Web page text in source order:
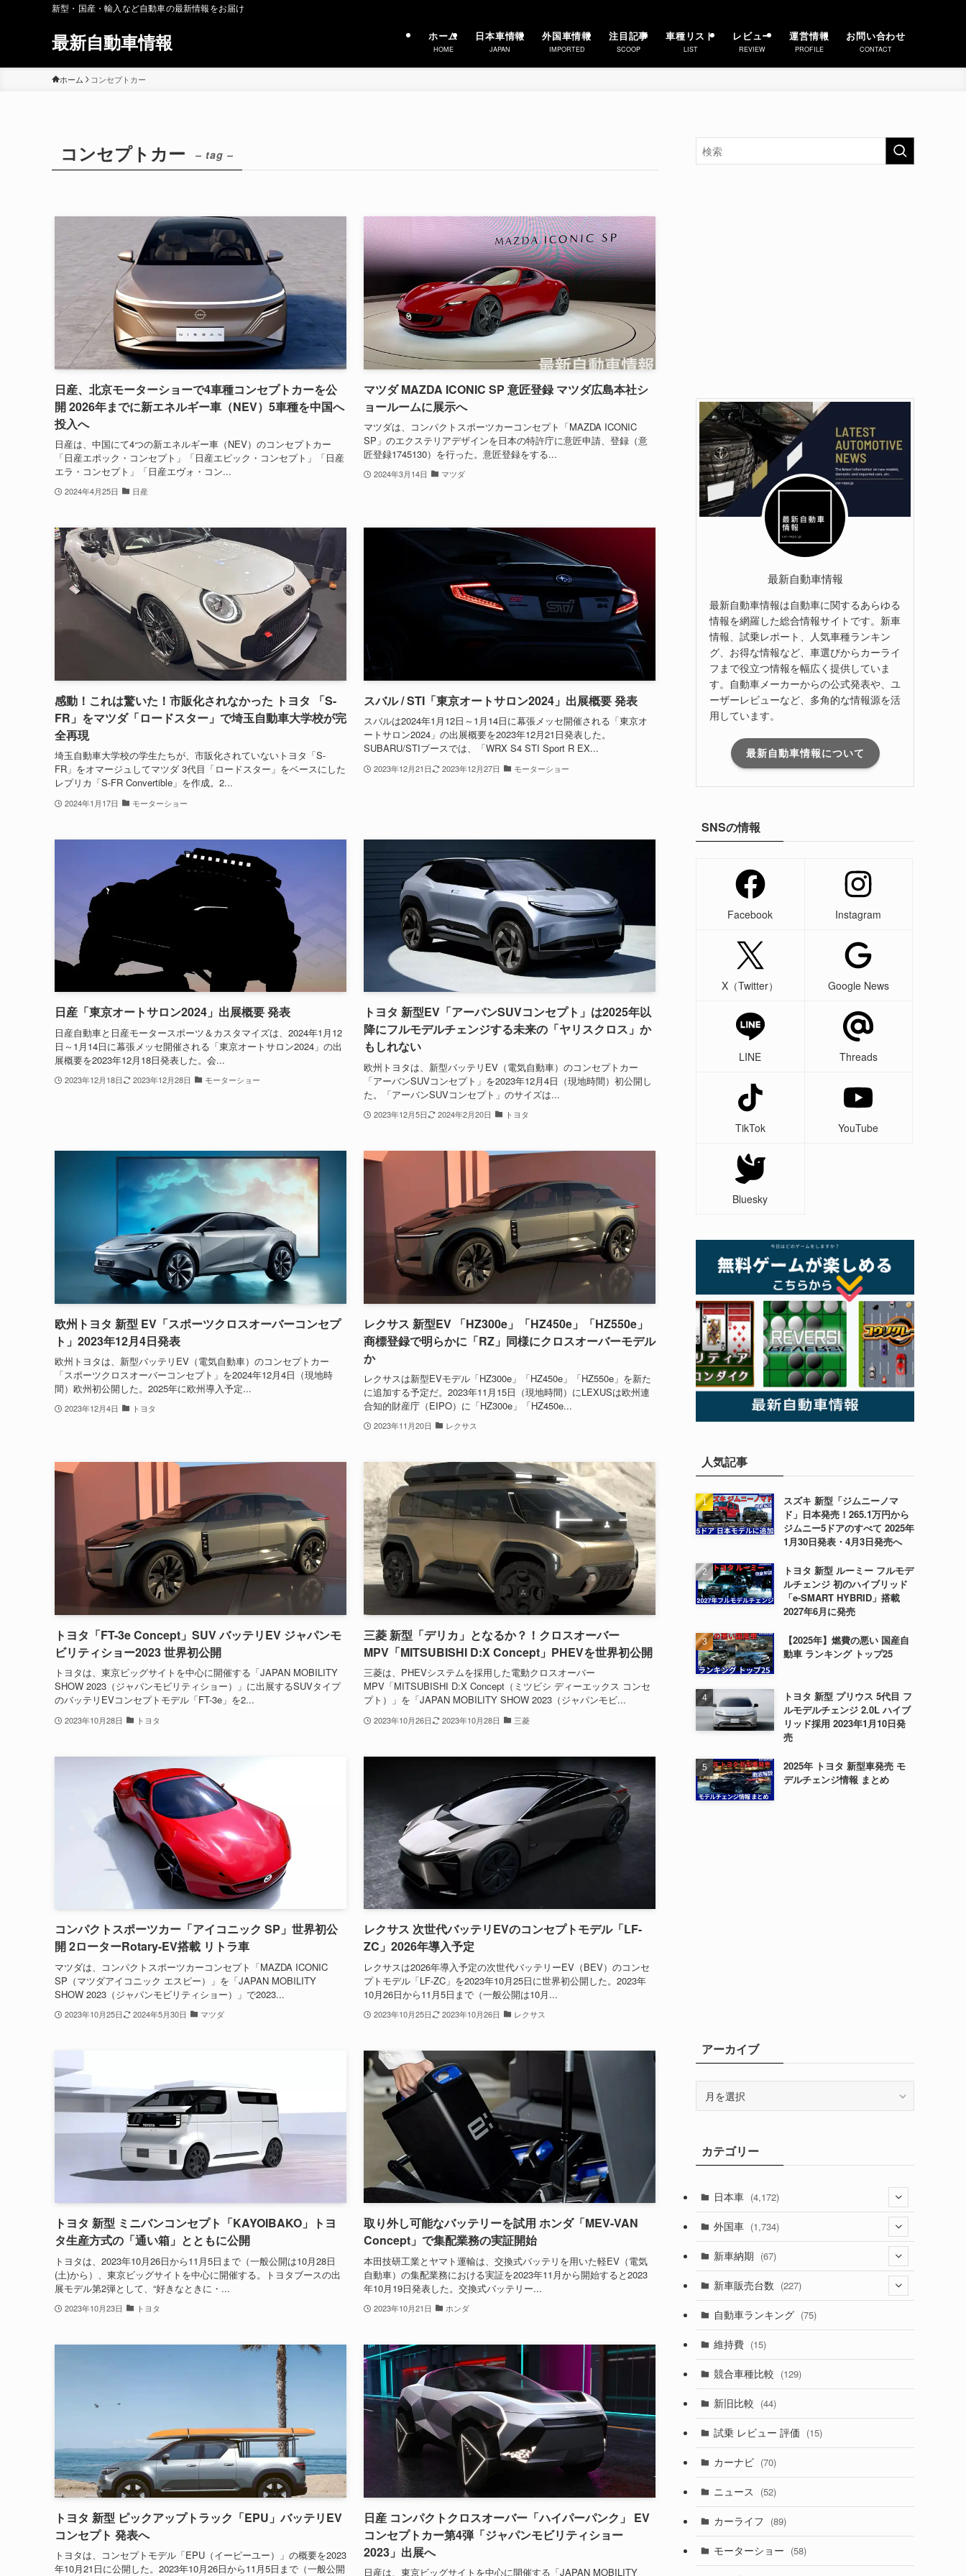
新型・国産・輸入など自動車の最新情報をお届け
最新自動車情報 ホーム
HOME
日本車情報
JAPAN
外国車情報
IMPORTED
注目記事
SCOOP
車種リスト
LIST
レビュー
REVIEW
運営情報
PROFILE
お問い合わせ
CONTACT
ホーム コンセプトカー
コンセプトカー – tag –
日産、北京モーターショーで4車種コンセプトカーを公
開 2026年までに新エネルギー車（NEV）5車種を中国へ
投入へ
日産は、中国にて4つの新エネルギー車（NEV）のコンセプトカー
「日産エポック・コンセプト」「日産エピック・コンセプト」「日産
エラ・コンセプト」「日産エヴォ・コン...
2024年4月25日 日産
マツダ MAZDA ICONIC SP 意匠登録 マツダ広島本社シ
ョールームに展示へ
マツダは、コンパクトスポーツカーコンセプト「MAZDA ICONIC
SP」のエクステリアデザインを日本の特許庁に意匠申請、登録（意
匠登録1745130）を行った。意匠登録をする...
2024年3月14日 マツダ
感動！これは驚いた！市販化されなかった トヨタ 「S-
FR」をマツダ「ロードスター」で埼玉自動車大学校が完
全再現
埼玉自動車大学校の学生たちが、市販化されていないトヨタ「S-
FR」をオマージュしてマツダ 3代目「ロードスター」をベースにした
レプリカ「S-FR Convertible」を作成。2...
2024年1月17日 モーターショー
スバル / STI「東京オートサロン2024」出展概要 発表
スバルは2024年1月12日～1月14日に幕張メッセ開催される「東京オ
ートサロン2024」の出展概要を2023年12月21日発表した。
SUBARU/STIブースでは、「WRX S4 STI Sport R EX...
2023年12月21日 2023年12月27日 モーターショー
日産「東京オートサロン2024」出展概要 発表
日産自動車と日産モータースポーツ＆カスタマイズは、2024年1月12
日～1月14日に幕張メッセ開催される「東京オートサロン2024」の出
展概要を2023年12月18日発表した。会...
2023年12月18日 2023年12月28日 モーターショー
トヨタ 新型EV「アーバンSUVコンセプト」は2025年以
降にフルモデルチェンジする未来の「ヤリスクロス」か
もしれない
欧州トヨタは、新型バッテリEV（電気自動車）のコンセプトカー
「アーバンSUVコンセプト」を2023年12月4日（現地時間）初公開し
た。「アーバンSUVコンセプト」のサイズは...
2023年12月5日 2024年2月20日 トヨタ
欧州トヨタ 新型 EV「スポーツクロスオーバーコンセプ
ト」2023年12月4日発表
欧州トヨタは、新型バッテリEV（電気自動車）のコンセプトカー
「スポーツクロスオーバーコンセプト」を2024年12月4日（現地時
間）欧州初公開した。2025年に欧州導入予定...
2023年12月4日 トヨタ
レクサス 新型EV 「HZ300e」「HZ450e」「HZ550e」
商標登録で明らかに「RZ」同様にクロスオーバーモデル
か
レクサスは新型EVモデル「HZ300e」「HZ450e」「HZ550e」を新た
に追加する予定だ。2023年11月15日（現地時間）にLEXUSは欧州連
合知的財産庁（EIPO）に「HZ300e」「HZ450e...
2023年11月20日 レクサス
トヨタ「FT-3e Concept」SUV バッテリEV ジャパンモ
ビリティショー2023 世界初公開
トヨタは、東京ビッグサイトを中心に開催する「JAPAN MOBILITY
SHOW 2023（ジャパンモビリティショー）」に出展するSUVタイプ
のバッテリEVコンセプトモデル「FT-3e」を2...
2023年10月28日 トヨタ
三菱 新型「デリカ」となるか？！クロスオーバー
MPV「MITSUBISHI D:X Concept」PHEVを世界初公開
三菱は、PHEVシステムを採用した電動クロスオーバー
MPV「MITSUBISHI D:X Concept（ミツビシ ディーエックス コンセ
プト）」を「JAPAN MOBILITY SHOW 2023（ジャパンモビ...
2023年10月26日 2023年10月28日 三菱
コンパクトスポーツカー「アイコニック SP」世界初公
開 2ローターRotary-EV搭載 リトラ車
マツダは、コンパクトスポーツカーコンセプト「MAZDA ICONIC
SP（マツダアイコニック エスピー）」を「JAPAN MOBILITY
SHOW 2023（ジャパンモビリティショー）」で2023...
2023年10月25日 2024年5月30日 マツダ
レクサス 次世代バッテリEVのコンセプトモデル「LF-
ZC」2026年導入予定
レクサスは2026年導入予定の次世代バッテリーEV（BEV）のコンセ
プトモデル「LF-ZC」を2023年10月25日に世界初公開した。2023年
10月26日から11月5日まで（一般公開は10月...
2023年10月25日 2023年10月26日 レクサス
トヨタ 新型 ミニバンコンセプト「KAYOIBAKO」トヨ
タ生産方式の「通い箱」とともに公開
トヨタは、2023年10月26日から11月5日まで（一般公開は10月28日
(土)から）、東京ビッグサイトを中心に開催する。トヨタブースの出
展モデル第2弾として、“好きなときに・...
2023年10月23日 トヨタ
取り外し可能なバッテリーを試用 ホンダ「MEV-VAN
Concept」で集配業務の実証開始
本田技研工業とヤマト運輸は、交換式バッテリを用いた軽EV（電気
自動車）の集配業務における実証を2023年11月から開始すると2023
年10月19日発表した。交換式バッテリー...
2023年10月21日 ホンダ
トヨタ 新型 ピックアップトラック「EPU」バッテリEV
コンセプト 発表へ
トヨタは、コンセプトモデル「EPU（イーピーユー）」の概要を2023
年10月21日に公開した。2023年10月26日から11月5日まで（一般公開
日産 コンパクトクロスオーバー「ハイパーパンク」 EV
コンセプトカー第4弾「ジャパンモビリティショー
2023」出展へ
日産は、東京ビッグサイトを中心に開催する「JAPAN MOBILITY
最新自動車情報
最新自動車情報は自動車に関するあらゆる
情報を網羅した総合情報サイトです。新車
情報、試乗レポート、人気車種ランキン
グ、お得な情報など、車選びからカーライ
フまで役立つ情報を幅広く提供していま
す。自動車メーカーからの公式発表や、ユ
ーザーレビューなど、多角的な情報源を活
用しています。
最新自動車情報について
SNSの情報
Facebook Instagram
X（Twitter） Google News
LINE Threads
TikTok YouTube
Bluesky
人気記事
スズキ 新型「ジムニーノマ
ド」日本発売！265.1万円から
ジムニー5ドアのすべて 2025年
1月30日発表・4月3日発売へ
トヨタ 新型 ルーミー フルモデ
ルチェンジ 初のハイブリッド
「e-SMART HYBRID」搭載
2027年6月に発売
【2025年】燃費の悪い 国産自
動車 ランキング トップ25
トヨタ 新型 プリウス 5代目 フ
ルモデルチェンジ 2.0L ハイブ
リッド採用 2023年1月10日発
売
2025年 トヨタ 新型車発売 モ
デルチェンジ情報 まとめ
アーカイブ
ブカテゴリー
日本車 (4,172)
(1,321)
(329)
(525)
(357)
(328)
(194)
(230)
(253)
外国車 (1,734)
(188)
(242)
(85)
(84)
(14)
(222)
(50)
(43)
(6)
(9)
(58)
(28)
(27)
(26)
新車納期 (67)
(28)
(8)
(3)
(3)
(5)
(1)
新車販売台数 (227)
(21)
(5)
(7)
(5)
(8)
自動車ランキング (75)
維持費 (15)
競合車種比較 (129)
新旧比較 (44)
試乗 レビュー 評価 (15)
カーナビ (70)
ニュース (52)
カーライフ (89)
モーターショー (58)